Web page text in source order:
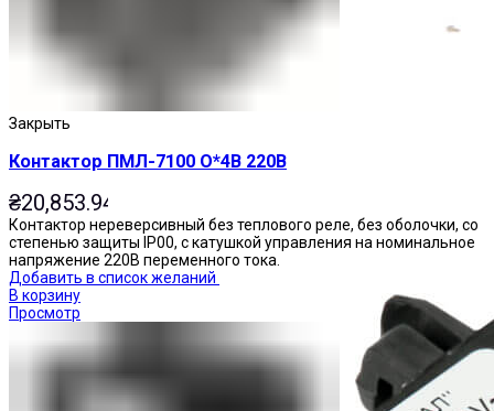
Закрыть
Контактор ПМЛ-7100 О*4В 220В
₴20,853.94
Контактор нереверсивный без теплового реле, без оболочки, со
степенью защиты IP00, с катушкой управления на номинальное
напряжение 220В переменного тока.
Добавить в список желаний
В корзину
Просмотр